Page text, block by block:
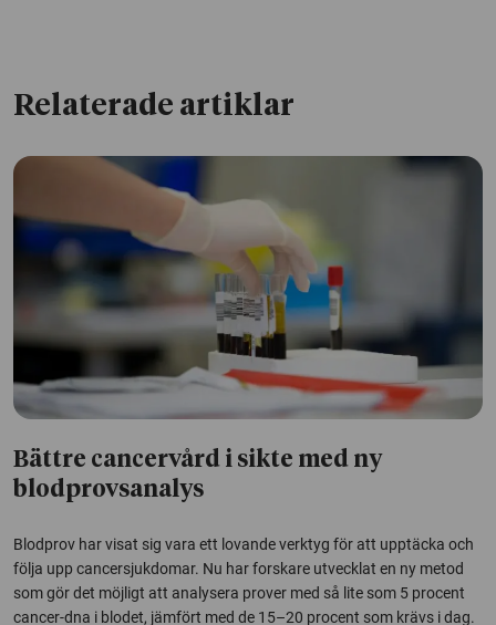
Relaterade artiklar
Bättre cancervård i sikte med ny
blodprovsanalys
Blodprov har visat sig vara ett lovande verktyg för att upptäcka och
följa upp cancersjukdomar. Nu har forskare utvecklat en ny metod
som gör det möjligt att analysera prover med så lite som 5 procent
cancer-dna i blodet, jämfört med de 15–20 procent som krävs i dag.